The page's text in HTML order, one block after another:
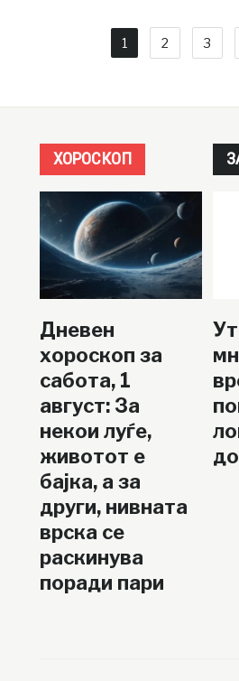
1 2 3
ХОРОСКОП
Дневен
хороскоп за
сабота, 1
август: За
некои луѓе,
животот е
бајка, а за
други, нивната
врска се
раскинува
поради пари